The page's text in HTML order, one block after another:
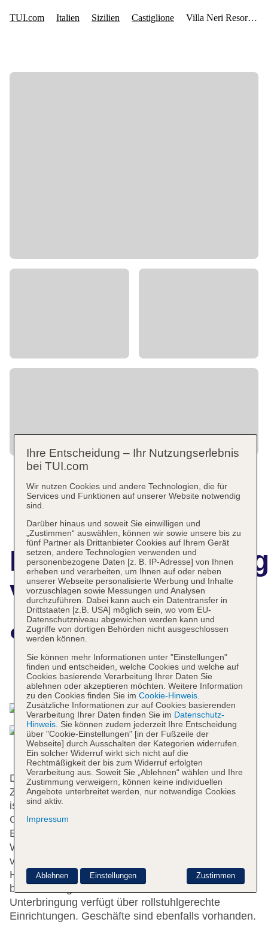
Villa Neri Resort
& Spa
Das bietet Ihre Unterkunft
Das Hotel mit einem Aufzug verfügt über 14
Zimmer. Das freundliche Personal an der Rezeption
ist gerne bei allen Fragen behilflich. Eine
Gepäckaufbewahrung und ein Safe gehören zur
Einrichtung der Unterbringung. Im Haus steht
WLAN zur Verfügung. Hilfestellung bei der Buchung
von Ausflügen wird am Tourdesk geboten. Das
Hotel verfügt über eine Reihe von
behindertengerechten Annehmlichkeiten. Die
Unterbringung verfügt über rollstuhlgerechte
Einrichtungen. Geschäfte sind ebenfalls vorhanden.
Ihre Entscheidung – Ihr Nutzungserlebnis
bei TUI.com
Wir nutzen Cookies und andere Technologien, die für
Services und Funktionen auf unserer Website notwendig
sind.
Darüber hinaus und soweit Sie einwilligen und
„Zustimmen“ auswählen, können wir sowie unsere bis zu
fünf Partner als Drittanbieter Cookies auf Ihrem Gerät
setzen, andere Technologien verwenden und
personenbezogene Daten [z. B. IP-Adresse] von Ihnen
erheben und verarbeiten, um Ihnen auf oder neben
unserer Webseite personalisierte Werbung und Inhalte
vorzuschlagen sowie Messungen und Analysen
durchzuführen. Dabei kann auch ein Datentransfer in
Drittstaaten [z.B. USA] möglich sein, wo vom EU-
Datenschutzniveau abgewichen werden kann und
Zugriffe von dortigen Behörden nicht ausgeschlossen
werden können.
Sie können mehr Informationen unter "Einstellungen"
finden und entscheiden, welche Cookies und welche auf
Cookies basierende Verarbeitung Ihrer Daten Sie
ablehnen oder akzeptieren möchten. Weitere Information
zu den Cookies finden Sie im Cookie-Hinweis.
Zusätzliche Informationen zur auf Cookies basierenden
Verarbeitung Ihrer Daten finden Sie im Datenschutz-
Hinweis. Sie können zudem jederzeit Ihre Entscheidung
über "Cookie-Einstellungen" [in der Fußzeile der
Webseite] durch Ausschalten der Kategorien widerrufen.
Ein solcher Widerruf wirkt sich nicht auf die
Rechtmäßigkeit der bis zum Widerruf erfolgten
Verarbeitung aus. Soweit Sie „Ablehnen“ wählen und Ihre
Zustimmung verweigern, können keine individuellen
Angebote unterbreitet werden, nur notwendige Cookies
sind aktiv.
Impressum
Zustimmen
Ablehnen Einstellungen